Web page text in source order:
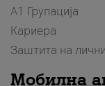
А1 Групација
Кариера
Заштита на
Мобилна